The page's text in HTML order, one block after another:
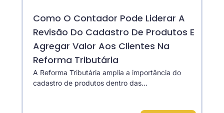
Como O Contador Pode Liderar A
Revisão Do Cadastro De Produtos E
Agregar Valor Aos Clientes Na
Reforma Tributária
A Reforma Tributária amplia a importância do
cadastro de produtos dentro das...